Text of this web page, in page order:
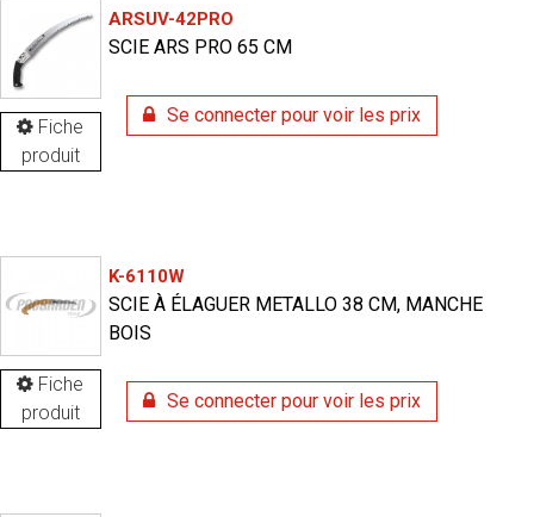
Fiche
produit
ARSUV-42PRO
SCIE ARS PRO 65 CM
Se connecter pour voir les prix
Fiche
produit
K-6110W
SCIE À ÉLAGUER METALLO 38 CM, MANCHE
BOIS
Se connecter pour voir les prix